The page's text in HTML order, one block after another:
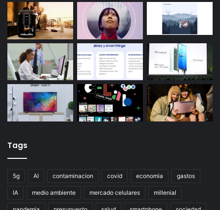
Tags
5g AI contaminacion covid economia gastos
IA medio ambiente mercado celulares millenial